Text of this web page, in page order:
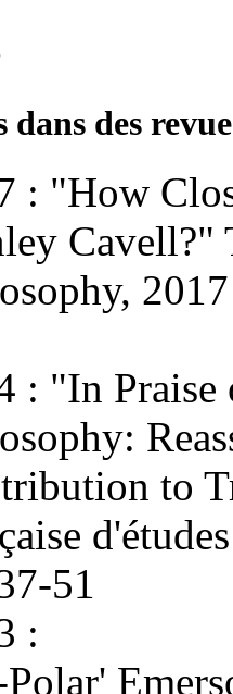
des
: "How
Cavell?"
,
: "In Praise
to
51
: